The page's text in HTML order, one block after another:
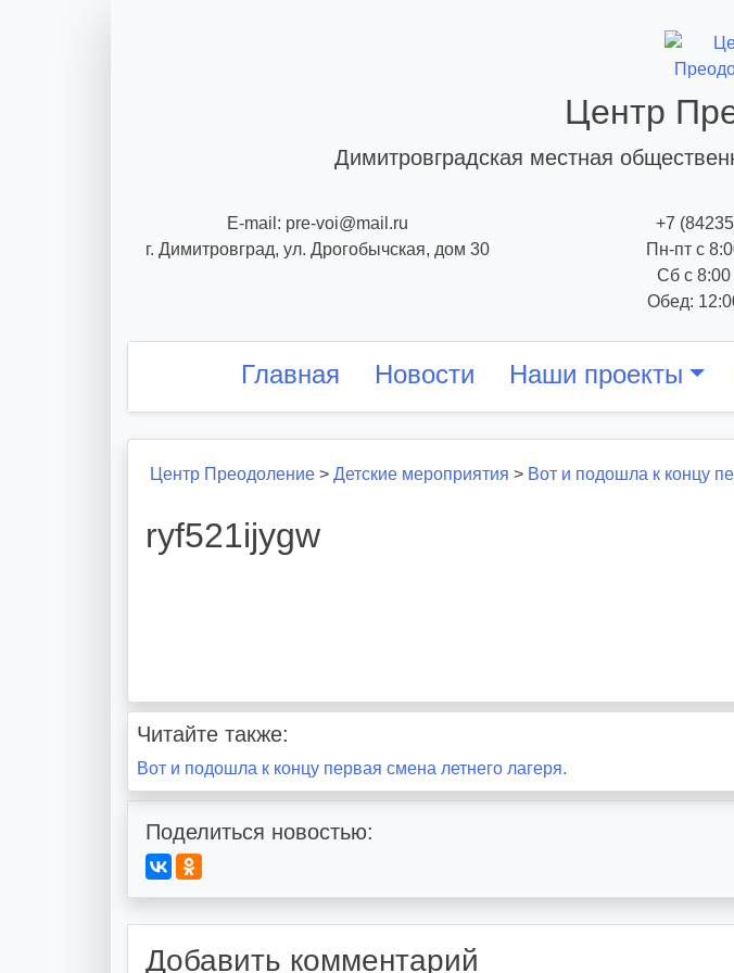
Центр
Димитровградская местная
E-mail: pre-voi@mail.ru
г. Димитровград, ул. Дрогобычская, дом 30
+7
Пн-пт с
Сб с
Обед:
Главная Новости Наши проекты
Центр Преодоление > Детские мероприятия > Вот и подошла к концу
ryf521ijygw
Читайте также:
Навигация
по
записям
Вот и подошла к концу первая смена летнего лагеря.
Поделиться новостью:
Добавить комментарий